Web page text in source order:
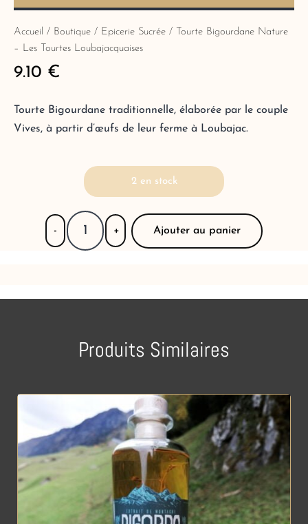
Accueil / Boutique / Epicerie Sucrée / Tourte Bigourdane Nature
– Les Tourtes Loubajacquaises
9.10 €
Tourte Bigourdane traditionnelle, élaborée par le couple
Vives, à partir d’œufs de leur ferme à Loubajac.
2 en stock
- + Ajouter au panier
Produits Similaires